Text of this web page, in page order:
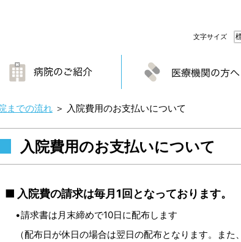
文字サイズ
までの流れ ＞ 入院費用のお支払いについて
入院費用のお支払いについて
入院費の請求は毎月1回となっております。
請求書は月末締めで10日に配布します
（配布日が休日の場合は翌日の配布となります。ま